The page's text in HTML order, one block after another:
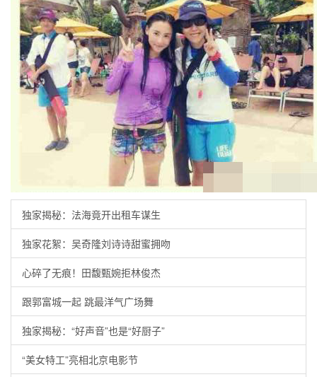
独家揭秘：法海竟开出租车谋生
独家花絮：吴奇隆刘诗诗甜蜜拥吻
心碎了无痕！田馥甄婉拒林俊杰
跟郭富城一起 跳最洋气广场舞
独家揭秘：“好声音”也是“好厨子”
“美女特工”亮相北京电影节